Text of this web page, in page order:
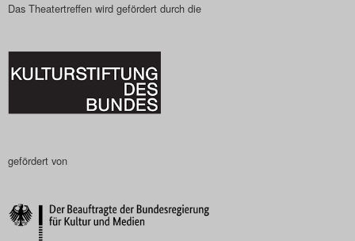
Das Theatertreffen wird gefördert durch die
gefördert von